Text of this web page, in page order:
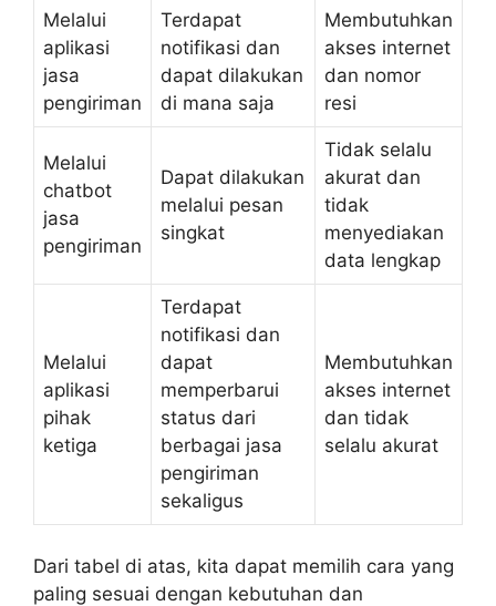
Melalui
aplikasi
jasa
pengiriman
Terdapat
notifikasi dan
dapat dilakukan
di mana saja
Membutuhkan
akses internet
dan nomor
resi
Melalui
chatbot
jasa
pengiriman
Dapat dilakukan
melalui pesan
singkat
Tidak selalu
akurat dan
tidak
menyediakan
data lengkap
Melalui
aplikasi
pihak
ketiga
Terdapat
notifikasi dan
dapat
memperbarui
status dari
berbagai jasa
pengiriman
sekaligus
Membutuhkan
akses internet
dan tidak
selalu akurat
Dari tabel di atas, kita dapat memilih cara yang
paling sesuai dengan kebutuhan dan